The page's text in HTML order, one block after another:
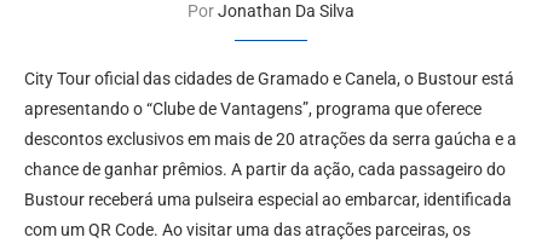
PorJonathan Da Silva
City Tour oficial das cidades de Gramado e Canela, o Bustour está
apresentando o “Clube de Vantagens”, programa que oferece
descontos exclusivos em mais de 20 atrações da serra gaúcha e a
chance de ganhar prêmios. A partir da ação, cada passageiro do
Bustour receberá uma pulseira especial ao embarcar, identificada
com um QR Code. Ao visitar uma das atrações parceiras, os